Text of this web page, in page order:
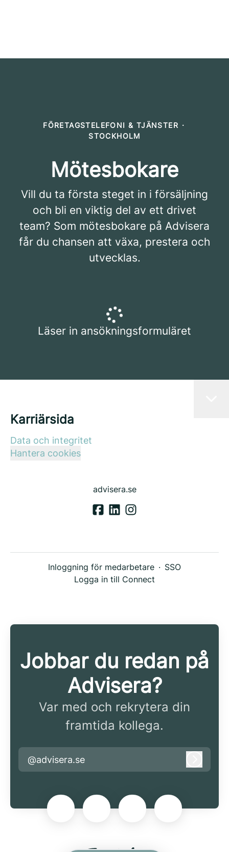
FÖRETAGSTELEFONI & TJÄNSTER ·
STOCKHOLM
Mötesbokare
Vill du ta första steget in i försäljning
och bli en viktig del av ett drivet
team? Som mötesbokare på Advisera
får du chansen att växa, prestera och
utvecklas.
Läser in ansökningsformuläret
Karriärsida
Data och integritet
Hantera cookies
advisera.se
Inloggning för medarbetare · SSO
Logga in till Connect
Jobbar du redan på
Advisera?
Var med och rekrytera din
framtida kollega.
@advisera.se